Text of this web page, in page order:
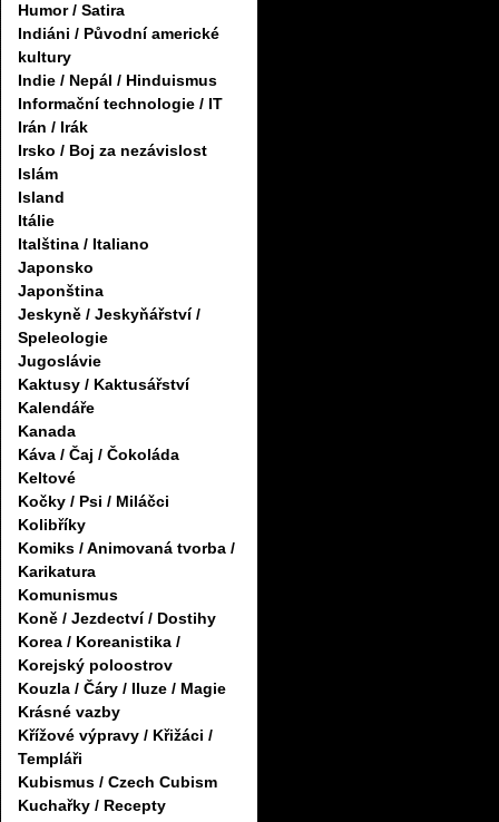
Humor / Satira
Indiáni / Původní americké
kultury
Indie / Nepál / Hinduismus
Informační technologie / IT
Irán / Irák
Irsko / Boj za nezávislost
Islám
Island
Itálie
Italština / Italiano
Japonsko
Japonština
Jeskyně / Jeskyňářství /
Speleologie
Jugoslávie
Kaktusy / Kaktusářství
Kalendáře
Kanada
Káva / Čaj / Čokoláda
Keltové
Kočky / Psi / Miláčci
Kolibříky
Komiks / Animovaná tvorba /
Karikatura
Komunismus
Koně / Jezdectví / Dostihy
Korea / Koreanistika /
Korejský poloostrov
Kouzla / Čáry / Iluze / Magie
Krásné vazby
Křížové výpravy / Křižáci /
Templáři
Kubismus / Czech Cubism
Kuchařky / Recepty